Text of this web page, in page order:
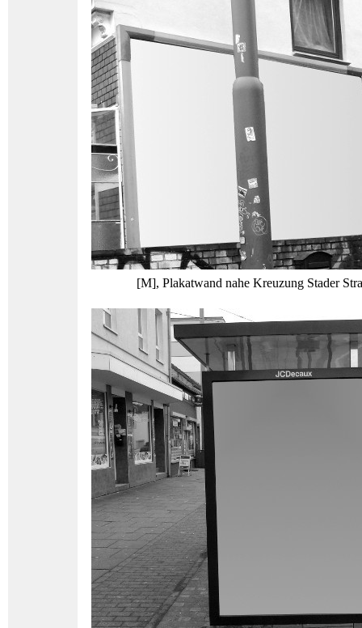
[M], Plakatwand nahe Kreuzung Stader